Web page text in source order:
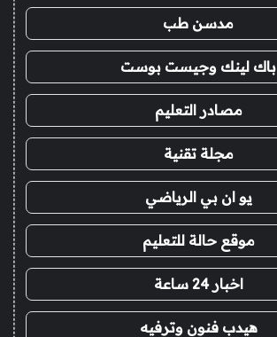
مدسن طب
باك لينك وجيست بوست
مصادر التعليم
مجلة تقنية
يو ان بي الرياضي
موقع حالة للتعليم
اخبار 24 ساعة
هيدب فنون وترفيه